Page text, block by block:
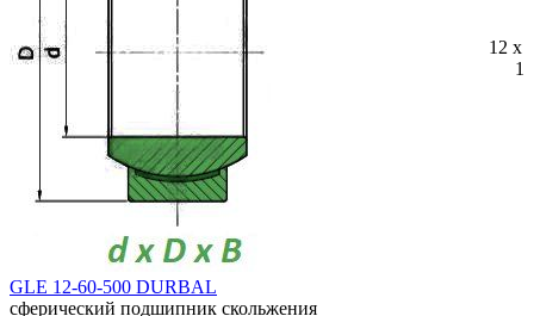
GLE 12-60-500 DURBAL
сферический подшипник скольжения
12 x
10